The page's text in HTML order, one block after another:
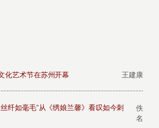
化艺术节在苏州开幕 王建康
纤如毫毛”从《绣娘兰馨》看叹如今刺
佚
名